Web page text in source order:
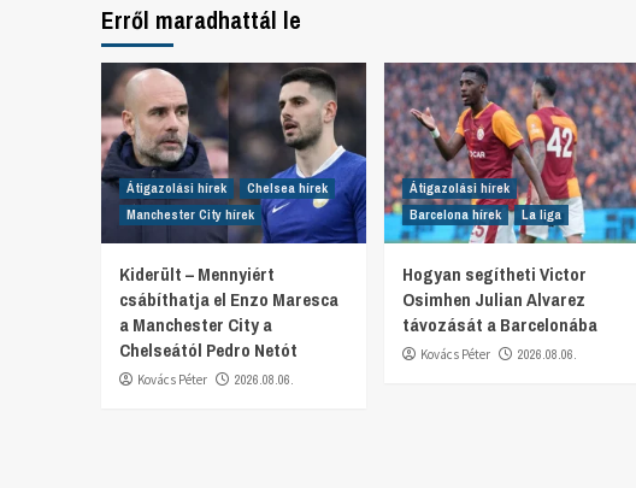
Erről maradhattál le
Átigazolási hírek
Chelsea hírek
Manchester City hírek
Kiderült – Mennyiért
csábíthatja el Enzo Maresca
a Manchester City a
Chelseától Pedro Netót
Kovács Péter 2026.08.06.
Átigazolási hírek
Barcelona hírek
La liga
Hogyan segítheti Victor
Osimhen Julian Alvarez
távozását a Barcelonába
Kovács Péter 2026.08.06.